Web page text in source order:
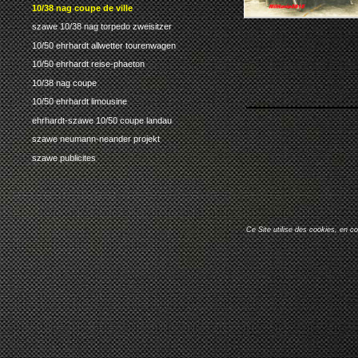
10/38 nag coupe de ville
szawe 10/38 nag torpedo zweisitzer
10/50 ehrhardt allwetter tourenwagen
10/50 ehrhardt reise-phaeton
10/38 nag coupe
10/50 ehrhardt limousine
ehrhardt-szawe 10/50 coupe landau
szawe neumann-neander projekt
szawe publicites
Ce Site utilise des cookies, en